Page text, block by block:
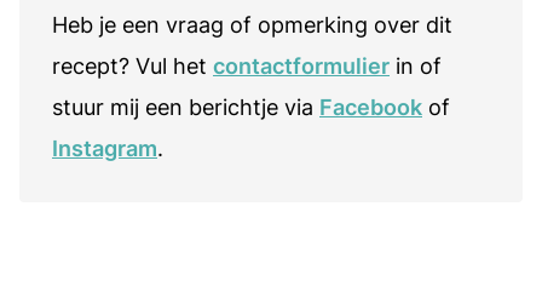
Heb je een vraag of opmerking over dit
recept? Vul het contactformulier in of
stuur mij een berichtje via Facebook of
Instagram.